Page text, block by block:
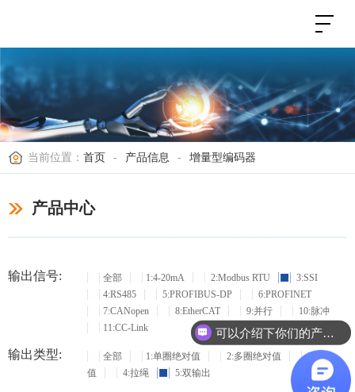
当前位置： 首页 - 产品信息 - 增量型编码器
产品中心
输出信号: 全部 1:4-20mA 2:Modbus RTU
3:SSI
4:RS485
5:PROFIBUS-DP
6:PROFINET
7:CANopen
8:EtherCAT 9:并行
10:脉冲
11:CC-Link
输出类型: 全部 1:单圈绝对值 2:多圈绝对值
3:增量
值
4:拉绳 5:双输出
可以介绍下你们的产品么？